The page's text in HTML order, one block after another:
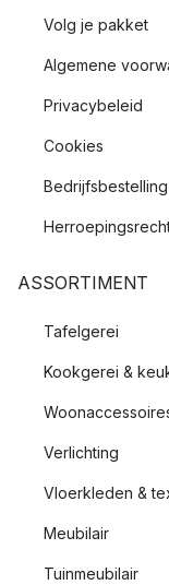
Volg je pakket
Algemene
Privacybeleid
Cookies
ASSORTIMENT
Tafelgerei
Kookgerei &
Verlichting
Vloerkleden &
Meubilair
Tuinmeubilair